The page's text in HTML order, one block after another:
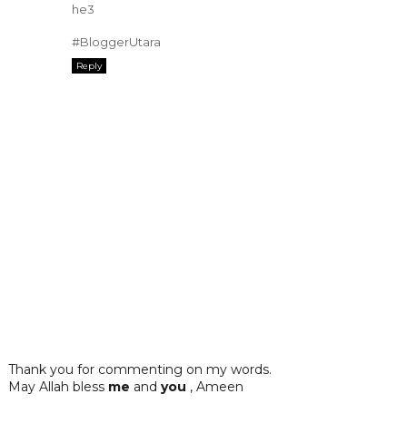
he3
#BloggerUtara
Reply
Thank you for commenting on my words.
May Allah bless me and you , Ameen